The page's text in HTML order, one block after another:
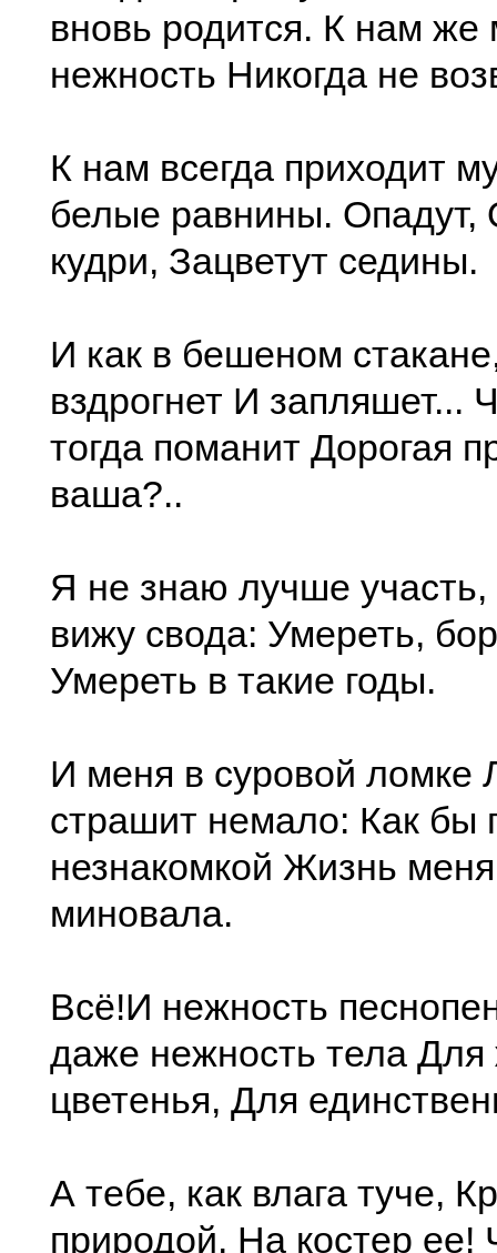
вновь родится. К нам же
нежность Никогда не
К нам всегда приходит
белые равнины. Опадут,
кудри, Зацветут седины.
И как в бешеном
вздрогнет И запляшет...
тогда поманит Дорогая
ваша?..
Я не знаю лучше участь,
вижу свода: Умереть,
Умереть в такие годы.
И меня в суровой ломке
страшит немало: Как бы
незнакомкой Жизнь
миновала.
Всё!И нежность
даже нежность тела Для
цветенья, Для
А тебе, как влага туче,
природой. На костер ее!